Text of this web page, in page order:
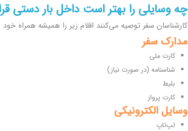
چه وسایلی را بهتر است داخل بار دستی
کارشناسان سفر توصیه می‌کنند اقلام زیر را همیشه همراه خود
مدارک سفر
کارت ملی
شناسنامه (در صورت نیاز)
بلیط
کارت پرواز
وسایل الکترونیکی
لپ‌تاپ